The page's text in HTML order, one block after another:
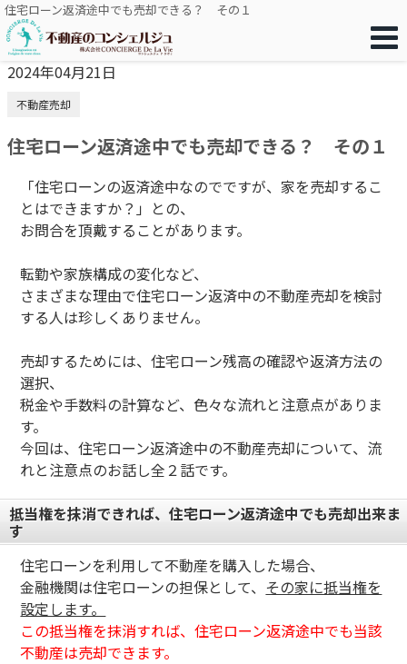
住宅ローン返済途中でも売却できる？ その１
2024年04月21日
不動産売却
住宅ローン返済途中でも売却できる？ その１
「住宅ローンの返済途中なのでですが、家を売却するこ
とはできますか？」との、
お問合を頂戴することがあります。
転勤や家族構成の変化など、
さまざまな理由で住宅ローン返済中の不動産売却を検討
する人は珍しくありません。
売却するためには、住宅ローン残高の確認や返済方法の
選択、
税金や手数料の計算など、色々な流れと注意点がありま
す。
今回は、住宅ローン返済途中の不動産売却について、流
れと注意点のお話し全２話です。
抵当権を抹消できれば、住宅ローン返済途中でも売却出来ま
す
住宅ローンを利用して不動産を購入した場合、
金融機関は住宅ローンの担保として、 その家に抵当権を
設定します。
この抵当権を抹消すれば、住宅ローン返済途中でも当該
不動産は売却できます。